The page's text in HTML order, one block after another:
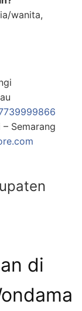
wanita,
Semarang
di